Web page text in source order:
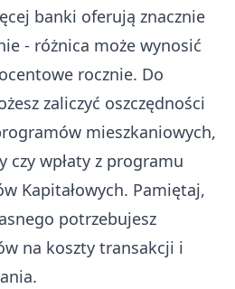
banki oferują znacznie
- różnica może wynosić
rocznie. Do
zaliczyć oszczędności
mieszkaniowych,
czy wpłaty z programu
Kapitałowych. Pamiętaj,
potrzebujesz
na koszty transakcji i